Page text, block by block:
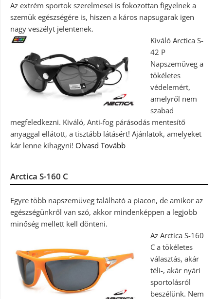
Az extrém sportok szerelmesei is fokozottan figyelnek a
szemük egészségére is, hiszen a káros napsugarak igen
nagy veszélyt jelentenek.
Kiváló Arctica S-
42 P
Napszemüveg a
tökéletes
védelemért,
amelyről nem
szabad
megfeledkezni. Kiváló, Anti-fog párásodás mentesítő
anyaggal ellátott, a tisztább látásért! Ajánlatok, amelyeket
kár lenne kihagyni! Olvasd Tovább
Arctica S-160 C
Egyre több napszemüveg található a piacon, de amikor az
egészségünkről van szó, akkor mindenképpen a legjobb
minőség mellett kell dönteni.
Az Arctica S-160
C a tökéletes
választás, akár
téli-, akár nyári
sportolásról
beszélünk. Nem